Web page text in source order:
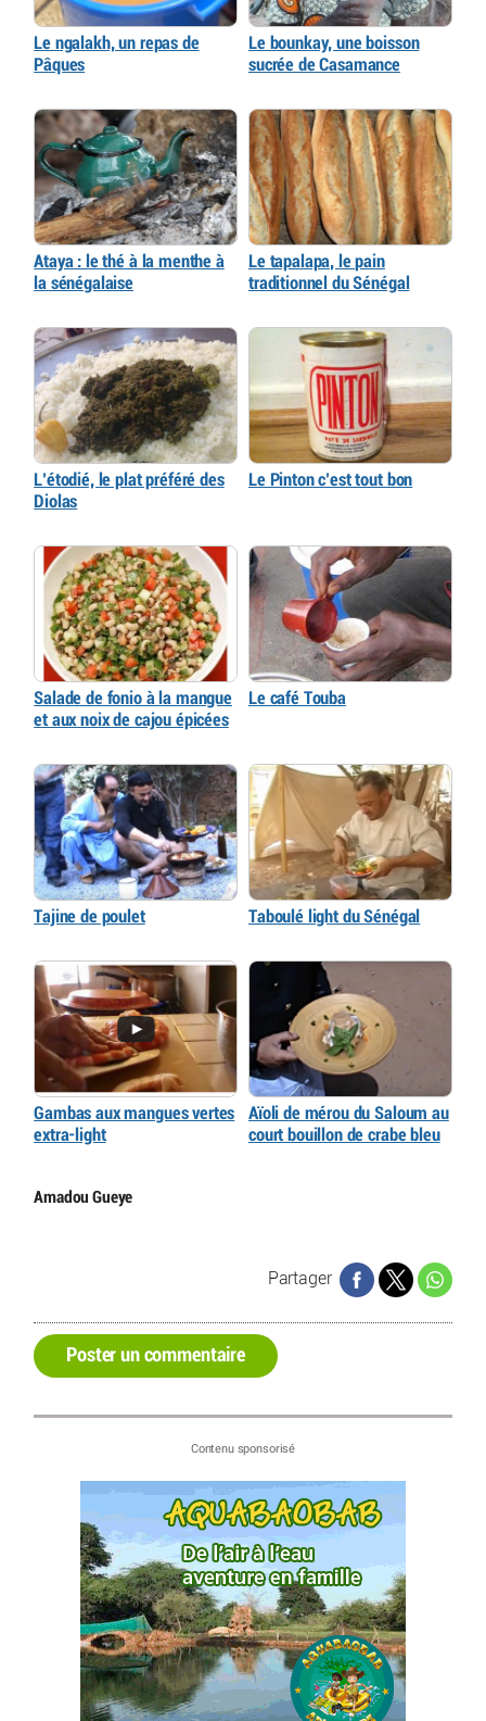
Le ngalakh, un repas de
Pâques
Le bounkay, une boisson
sucrée de Casamance
Ataya : le thé à la menthe à
la sénégalaise
Le tapalapa, le pain
traditionnel du Sénégal
L’étodié, le plat préféré des
Diolas
Le Pinton c’est tout bon
Salade de fonio à la mangue
et aux noix de cajou épicées
Le café Touba
Tajine de poulet Taboulé light du Sénégal
Gambas aux mangues vertes
extra-light
Aïoli de mérou du Saloum au
court bouillon de crabe bleu
Amadou Gueye
Partager
Poster un commentaire